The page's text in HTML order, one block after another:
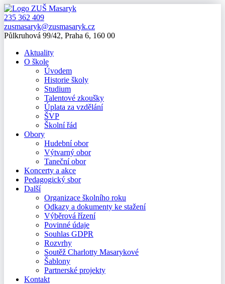
235 362 409
zusmasaryk@zusmasaryk.cz
Půlkruhová 99/42, Praha 6, 160 00
Aktuality
O škole
Úvodem
Historie školy
Studium
Talentové zkoušky
Úplata za vzdělání
ŠVP
Školní řád
Obory
Hudební obor
Výtvarný obor
Taneční obor
Koncerty a akce
Pedagogický sbor
Další
Organizace školního roku
Odkazy a dokumenty ke stažení
Výběrová řízení
Povinné údaje
Souhlas GDPR
Rozvrhy
Soutěž Charlotty Masarykové
Šablony
Partnerské projekty
Kontakt